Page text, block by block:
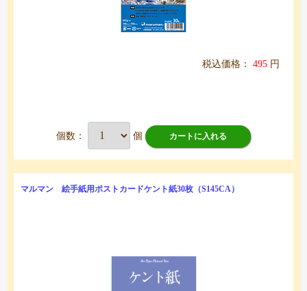
税込価格： 495 円
個数： 個 カートに入れる
マルマン 絵手紙用ポストカードケント紙30枚（S145CA）